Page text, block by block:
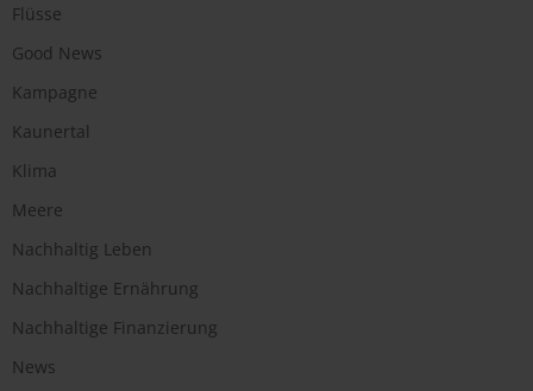
Flüsse
Good News
Kampagne
Kaunertal
Klima
Meere
Nachhaltig Leben
Nachhaltige Ernährung
Nachhaltige Finanzierung
News